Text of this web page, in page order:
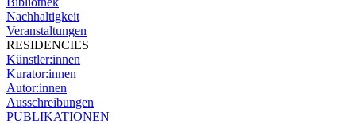
Nachhaltigkeit
Veranstaltungen
RESIDENCIES
Künstler:innen
Kurator:innen
Autor:innen
Ausschreibungen
PUBLIKATIONEN